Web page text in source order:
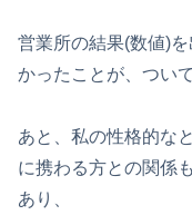
営業所の結果(数値)
かったことが、つい
あと、私の性格的な
に携わる方との関係
あり、